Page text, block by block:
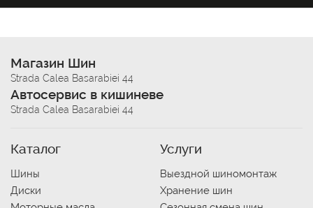
Магазин Шин
Strada Calea Basarabiei 44
Автосервис в кишиневе
Strada Calea Basarabiei 44
Каталог
Шины
Диски
Услуги
Выездной шиномонтаж
Хранение шин